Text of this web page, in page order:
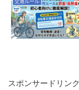
交通ルール
スポンサードリンク